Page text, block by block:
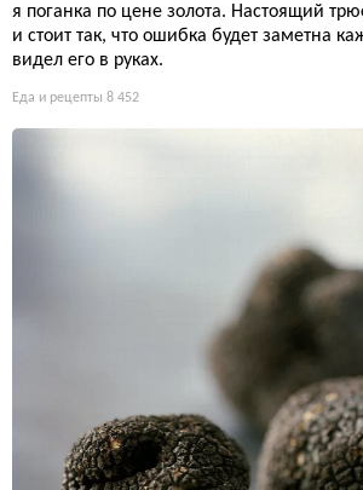
я поганка по цене золота. Настоящий
и стоит так, что ошибка будет заметна
видел его в руках.
Еда и рецепты 8 452